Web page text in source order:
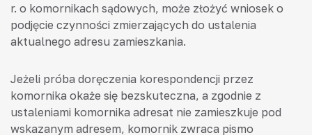
r. o komornikach sądowych, może złożyć wniosek o
podjęcie czynności zmierzających do ustalenia
aktualnego adresu zamieszkania.
Jeżeli próba doręczenia korespondencji przez
komornika okaże się bezskuteczna, a zgodnie z
ustaleniami komornika adresat nie zamieszkuje pod
wskazanym adresem, komornik zwraca pismo